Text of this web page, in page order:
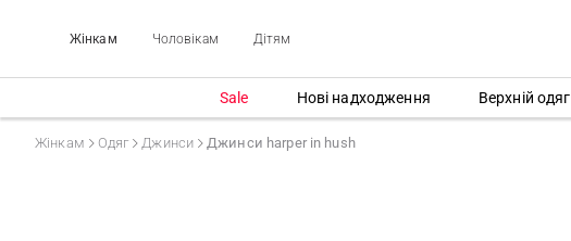
Жінкам Чоловікам Дітям
Sale Нові надходження Верхній одяг
Жінкам Одяг Джинси Джинси harper in hush